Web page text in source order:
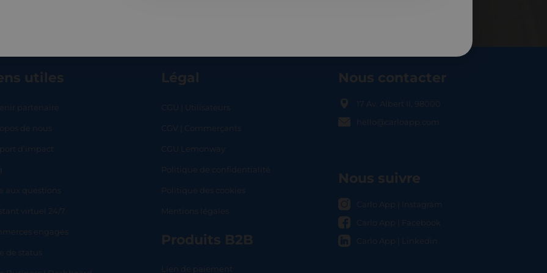
utiles
partenaire
de nous
d’impact
aux questions
virtuel 24/7
engagés
de status
Légal
CGU | Utilisateurs
CGV | Commerçants
CGU Lemonway
Politique de confidentialité
Politique des cookies
Mentions légales
Produits B2B
Lien de paiement
Nous contacter
17 Av. Albert II, 98000
hello@carloapp.com
Nous suivre
Carlo App | Instagram
Carlo App | Facebook
Carlo App | Linkedin
SHOPLOCAL